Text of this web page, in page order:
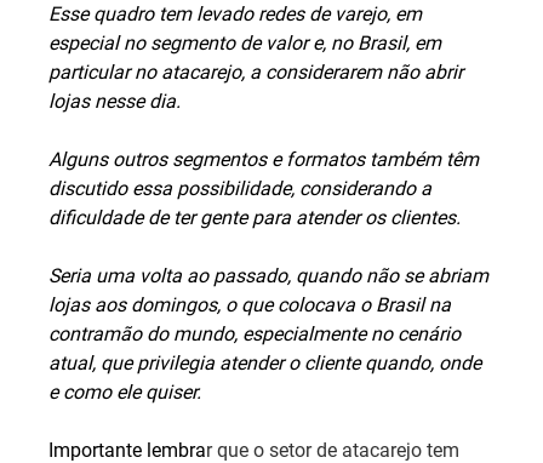
Esse quadro tem levado redes de varejo, em
especial no segmento de valor e, no Brasil, em
particular no atacarejo, a considerarem não abrir
lojas nesse dia.
Alguns outros segmentos e formatos também têm
discutido essa possibilidade, considerando a
dificuldade de ter gente para atender os clientes.
Seria uma volta ao passado, quando não se abriam
lojas aos domingos, o que colocava o Brasil na
contramão do mundo, especialmente no cenário
atual, que privilegia atender o cliente quando, onde
e como ele quiser.
Importante lembrar que o setor de atacarejo tem